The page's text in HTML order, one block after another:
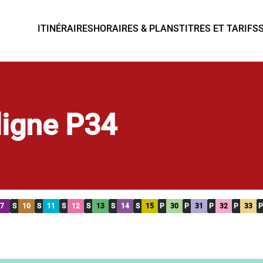
ITINÉRAIRESHORAIRES & PLANSTITRES ET TARIFS
P34
7 S 10 S 11 S 12 S 13 S 14 S 15 P 30 P 31 P 32 P 33 P